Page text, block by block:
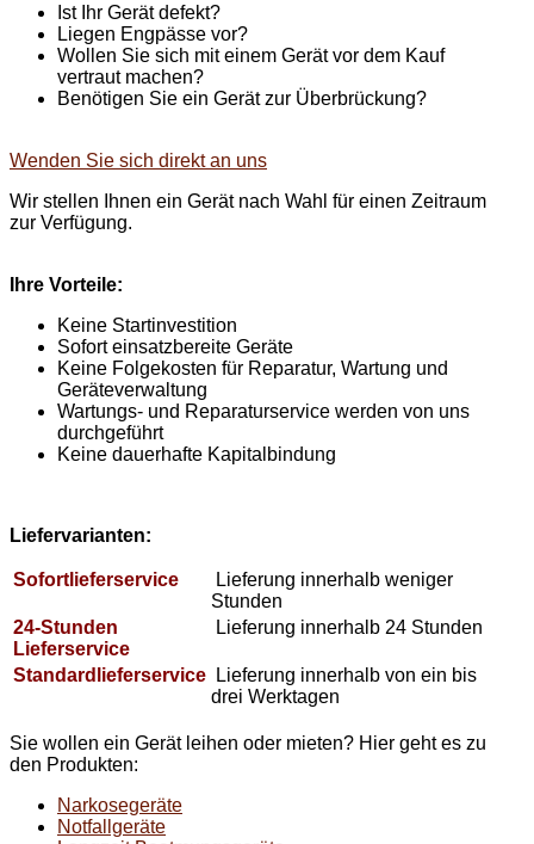
Ist Ihr Gerät defekt?
Liegen Engpässe vor?
Wollen Sie sich mit einem Gerät vor dem Kauf
vertraut machen?
Benötigen Sie ein Gerät zur Überbrückung?
Wenden Sie sich direkt an uns
Wir stellen Ihnen ein Gerät nach Wahl für einen Zeitraum
zur Verfügung.
Ihre Vorteile:
Keine Startinvestition
Sofort einsatzbereite Geräte
Keine Folgekosten für Reparatur, Wartung und
Geräteverwaltung
Wartungs- und Reparaturservice werden von uns
durchgeführt
Keine dauerhafte Kapitalbindung
Liefervarianten:
Sofortlieferservice
Lieferung innerhalb weniger
Stunden
24-Stunden
Lieferservice
Lieferung innerhalb 24 Stunden
Standardlieferservice
Lieferung innerhalb von ein bis
drei Werktagen
Sie wollen ein Gerät leihen oder mieten? Hier geht es zu
den Produkten:
Narkosegeräte
Notfallgeräte